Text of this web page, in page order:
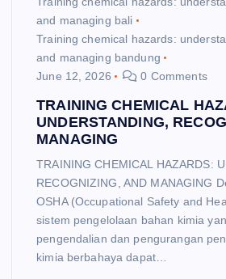
and managing bali
Training chemical hazards:
and managing bandung
June 12, 2026
0 Comments
TRAINING CHEMICAL
UNDERSTANDING,
MANAGING
TRAINING CHEMICAL HAZARDS:
RECOGNIZING, AND MANAGING
OSHA (Occupational Safety and
sistem pengelolaan bahan kimia
pengendalian dan pengurangan
kimia berbahaya dapat…